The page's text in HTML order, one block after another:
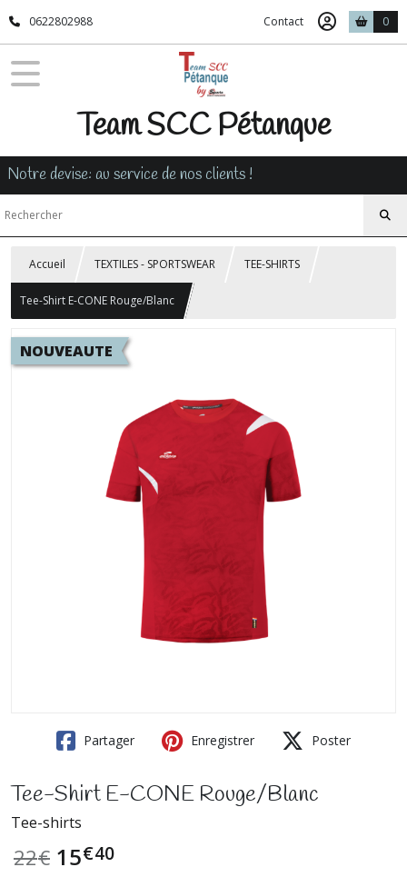
0622802988 Contact 0
Team SCC Pétanque
Notre devise: au service de nos clients !
Accueil TEXTILES - SPORTSWEAR TEE-SHIRTS
Tee-Shirt E-CONE Rouge/Blanc
NOUVEAUTE
Partager Enregistrer Poster
Tee-Shirt E-CONE Rouge/Blanc
Tee-shirts
22€ 15€40